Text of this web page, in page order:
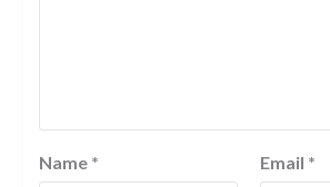
Name * Email *